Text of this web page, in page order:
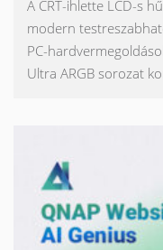
A CRT-ihlette LCD-s
modern
PC-
Ultra ARGB sorozat